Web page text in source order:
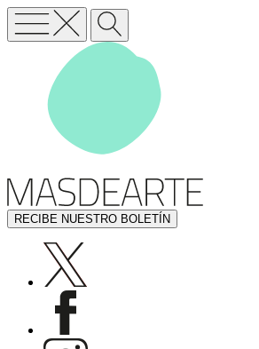
RECIBE NUESTRO BOLETÍN